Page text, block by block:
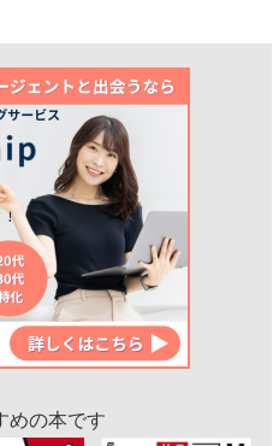
めの本です